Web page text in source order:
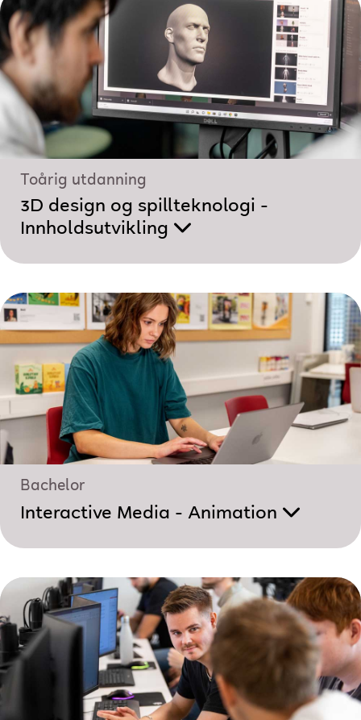
Toårig utdanning
3D design og spillteknologi -
Innholdsutvikling
Bachelor
Interactive Media - Animation